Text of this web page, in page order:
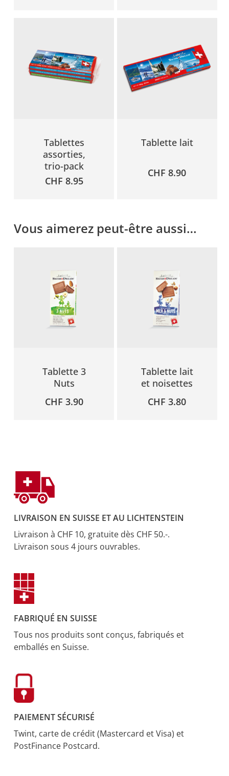
Tablettes
assorties,
trio-pack
CHF 8.95
Tablette lait
CHF 8.90
Vous aimerez peut-être aussi…
Tablette 3
Nuts
CHF 3.90
Tablette lait
et noisettes
CHF 3.80
LIVRAISON EN SUISSE ET AU LICHTENSTEIN
Livraison à CHF 10, gratuite dès CHF 50.-.
Livraison sous 4 jours ouvrables.
FABRIQUÉ EN SUISSE
Tous nos produits sont conçus, fabriqués et
emballés en Suisse.
PAIEMENT SÉCURISÉ
Twint, carte de crédit (Mastercard et Visa) et
PostFinance Postcard.